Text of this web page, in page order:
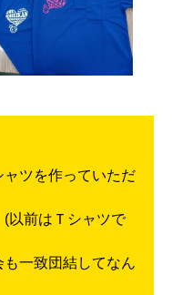
ツを作っていただ
以前はＴシャツで
一致団結してなん